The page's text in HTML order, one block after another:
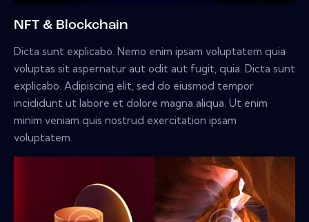
NFT & Blockchain
Dicta sunt explicabo. Nemo enim ipsam voluptatem quia
voluptas sit aspernatur aut odit aut fugit, quia. Dicta sunt
explicabo. Adipiscing elit, sed do eiusmod tempor
incididunt ut labore et dolore magna aliqua. Ut enim
minim veniam quis nostrud exercitation ipsam
voluptatem.